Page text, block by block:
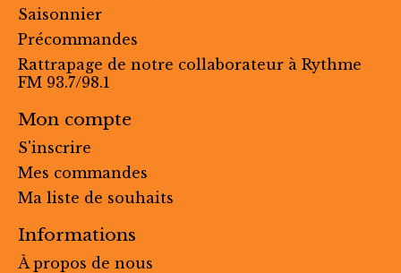
Saisonnier
Précommandes
Rattrapage de notre collaborateur à Rythme
FM 93.7/98.1
Mon compte
S'inscrire
Mes commandes
Ma liste de souhaits
Informations
À propos de nous